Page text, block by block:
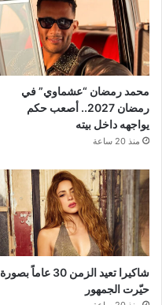
محمد رمضان “عشماوي” في
رمضان 2027.. أصعب حكم
يواجهه داخل بيته
منذ 20 ساعة
شاكيرا تعيد الزمن 30 عاماً بصورة
حيّرت الجمهور